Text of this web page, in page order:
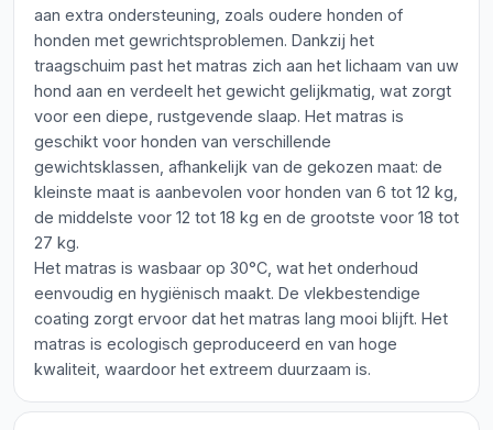
aan extra ondersteuning, zoals oudere honden of
honden met gewrichtsproblemen. Dankzij het
traagschuim past het matras zich aan het lichaam van uw
hond aan en verdeelt het gewicht gelijkmatig, wat zorgt
voor een diepe, rustgevende slaap. Het matras is
geschikt voor honden van verschillende
gewichtsklassen, afhankelijk van de gekozen maat: de
kleinste maat is aanbevolen voor honden van 6 tot 12 kg,
de middelste voor 12 tot 18 kg en de grootste voor 18 tot
27 kg.
Het matras is wasbaar op 30°C, wat het onderhoud
eenvoudig en hygiënisch maakt. De vlekbestendige
coating zorgt ervoor dat het matras lang mooi blijft. Het
matras is ecologisch geproduceerd en van hoge
kwaliteit, waardoor het extreem duurzaam is.